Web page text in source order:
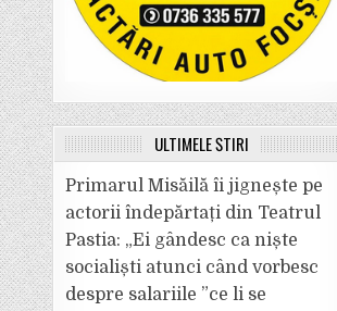
ULTIMELE ȘTIRI
Primarul Misăilă îi jignește pe
actorii îndepărtați din Teatrul
Pastia: „Ei gândesc ca niște
socialiști atunci când vorbesc
despre salariile ”ce li se